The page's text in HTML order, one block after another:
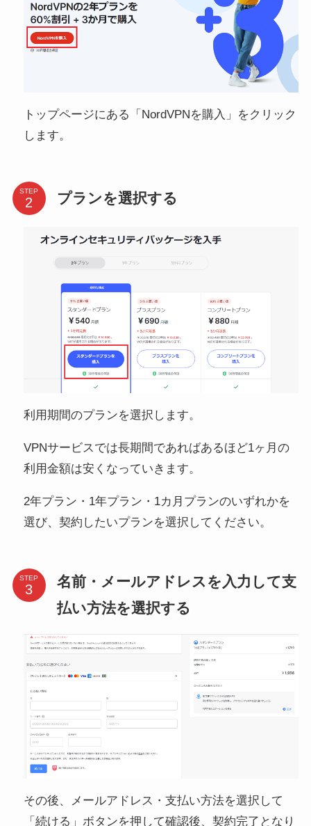
トップページにある「NordVPNを購入」をクリック
します。
STEP プランを選択する
利用期間のプランを選択します。
VPNサービスでは長期間であればあるほど1ヶ月の
利用金額は安くなっていきます。
2年プラン・1年プラン・1カ月プランのいずれかを
選び、契約したいプランを選択してください。
STEP
名前・メールアドレスを入力して支
払い方法を選択する
その後、メールアドレス・支払い方法を選択して
「続ける」ボタンを押して確認後、契約完了となり